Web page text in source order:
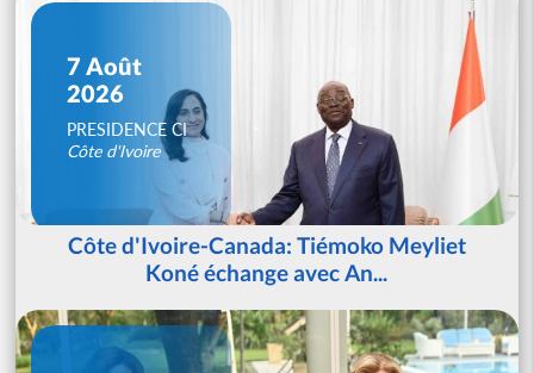
7 Août
2026
PRESIDENCE CI
Côte d'Ivoire
Côte d'Ivoire-Canada: Tiémoko Meyliet
Koné échange avec An...